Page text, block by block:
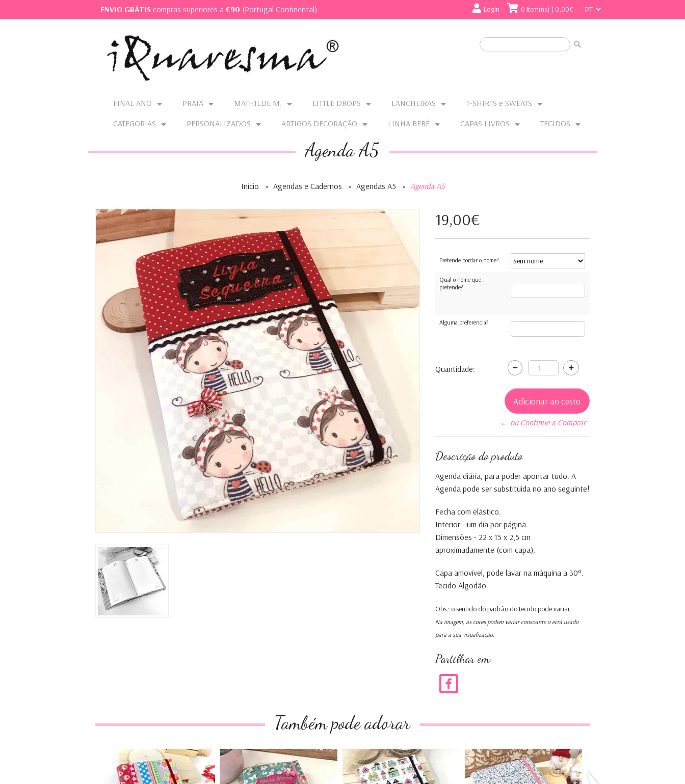
ENVIO GRÁTIS compras superiores a €90 (Portugal Continental) 0 Item(ns) | 0,00€
Login
FINAL ANO PRAIA MATHILDE M. LITTLE DROPS LANCHEIRAS
T-SHIRTS e SWEATS
CATEGORIAS
PERSONALIZADOS ARTIGOS DECORAÇÃO LINHA BEBÉ CAPAS LIVROS TECIDOS
Agenda A5
Início » Agendas e Cadernos » Agendas A5 » Agenda A5
19,00€
Pretende bordar o nome?
Qual o nome que
pretende?
Alguma preferencia?
Quantidade:
← ou Continue a Comprar
Descrição do produto
Agenda diária, para poder apontar tudo. A
Agenda pode ser substituída no ano seguinte!
Fecha com elástico.
Interior - um dia por página.
Dimensões - 22 x 15 x 2,5 cm
aproximadamente (com capa).
Capa amovível, pode lavar na máquina a 30º.
Tecido Algodão.
Obs.: o sentido do padrão do tecido pode variar.
Na imagem, as cores podem variar consoante o ecrã usado
para a sua visualização.
Partilhar em:
Também pode adorar
Agenda A5 Agenda A5 Agenda A5 Agenda A5